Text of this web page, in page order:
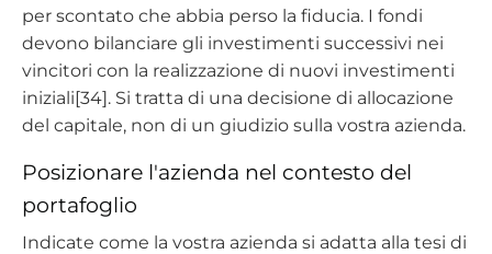
per scontato che abbia perso la fiducia. I fondi
devono bilanciare gli investimenti successivi nei
vincitori con la realizzazione di nuovi investimenti
iniziali[34]. Si tratta di una decisione di allocazione
del capitale, non di un giudizio sulla vostra azienda.
Posizionare l'azienda nel contesto del
portafoglio
Indicate come la vostra azienda si adatta alla tesi di